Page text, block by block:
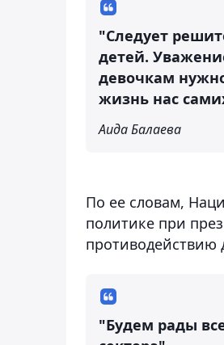
"Следует
детей.
девочкам
жизнь нас
Аида Балаева
По ее словам,
политике при
"Будем рады